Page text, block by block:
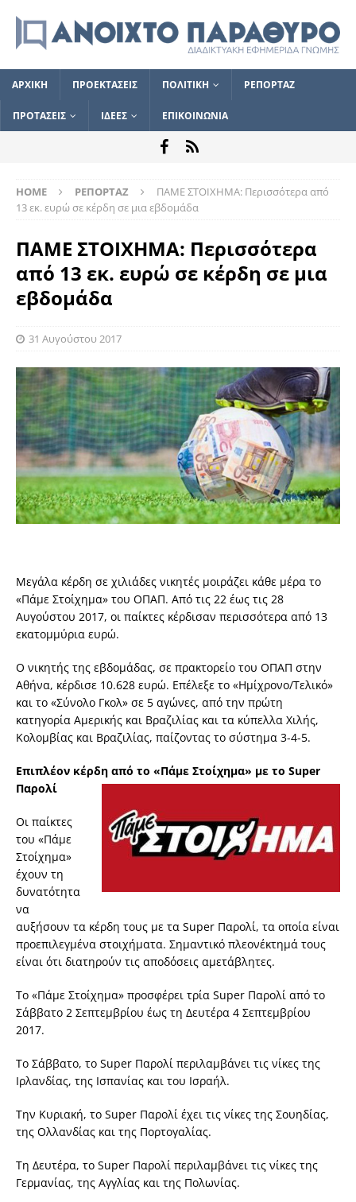
ΑΡΧΙΚΗ ΠΡΟΕΚΤΑΣΕΙΣ ΠΟΛΙΤΙΚΗ ΡΕΠΟΡΤΑΖ
ΠΡΟΤΑΣΕΙΣ ΙΔΕΕΣ ΕΠΙΚΟΙΝΩΝΙΑ
HOME ΡΕΠΟΡΤΑΖ
ΠΑΜΕ ΣΤΟΙΧΗΜΑ: Περισσότερα από
13 εκ. ευρώ σε κέρδη σε μια εβδομάδα
ΠΑΜΕ ΣΤΟΙΧΗΜΑ: Περισσότερα
από 13 εκ. ευρώ σε κέρδη σε μια
εβδομάδα
31 Αυγούστου 2017
Μεγάλα κέρδη σε χιλιάδες νικητές μοιράζει κάθε μέρα το
«Πάμε Στοίχημα» του ΟΠΑΠ. Από τις 22 έως τις 28
Αυγούστου 2017, οι παίκτες κέρδισαν περισσότερα από 13
εκατομμύρια ευρώ.
Ο νικητής της εβδομάδας, σε πρακτορείο του ΟΠΑΠ στην
Αθήνα, κέρδισε 10.628 ευρώ. Επέλεξε το «Ημίχρονο/Τελικό»
και το «Σύνολο Γκολ» σε 5 αγώνες, από την πρώτη
κατηγορία Αμερικής και Βραζιλίας και τα κύπελλα Χιλής,
Κολομβίας και Βραζιλίας, παίζοντας το σύστημα 3-4-5.
Επιπλέον κέρδη από το «Πάμε Στοίχημα» με το Super
Παρολί
Οι παίκτες
του «Πάμε
Στοίχημα»
έχουν τη
δυνατότητα
να
αυξήσουν τα κέρδη τους με τα Super Παρολί, τα οποία είναι
προεπιλεγμένα στοιχήματα. Σημαντικό πλεονέκτημά τους
είναι ότι διατηρούν τις αποδόσεις αμετάβλητες.
Το «Πάμε Στοίχημα» προσφέρει τρία Super Παρολί από το
Σάββατο 2 Σεπτεμβρίου έως τη Δευτέρα 4 Σεπτεμβρίου
2017.
Το Σάββατο, το Super Παρολί περιλαμβάνει τις νίκες της
Ιρλανδίας, της Ισπανίας και του Ισραήλ.
Την Κυριακή, το Super Παρολί έχει τις νίκες της Σουηδίας,
της Ολλανδίας και της Πορτογαλίας.
Τη Δευτέρα, το Super Παρολί περιλαμβάνει τις νίκες της
Γερμανίας, της Αγγλίας και της Πολωνίας.